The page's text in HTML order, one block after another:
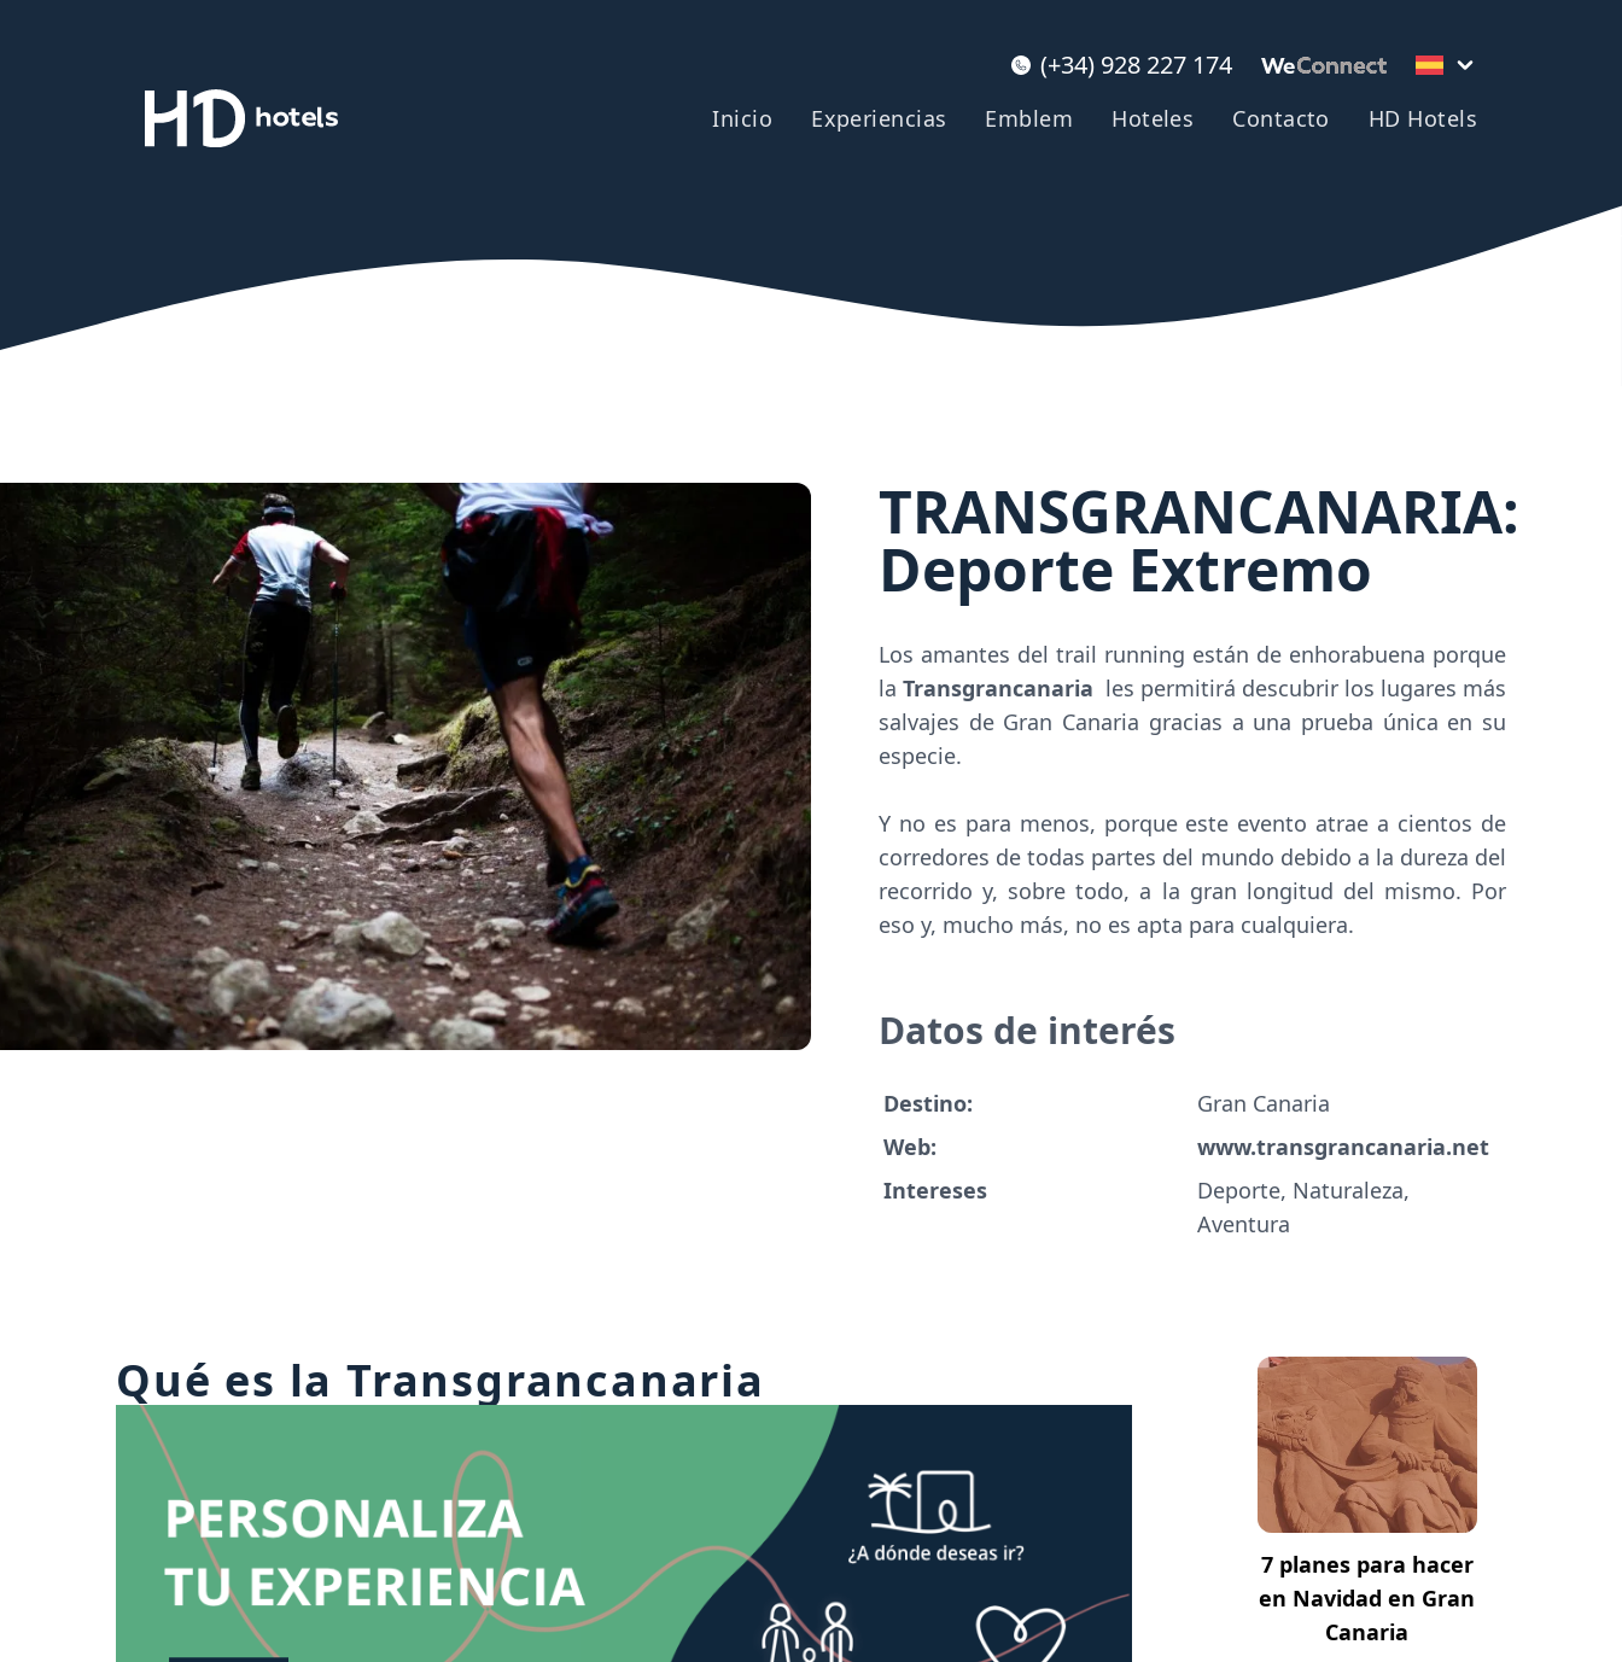
(+34) 928 227 174
Inicio Experiencias Emblem Hoteles Contacto HD Hotels
TRANSGRANCANARIA:
Deporte Extremo
Los amantes del trail running están de enhorabuena porque
la Transgrancanaria les permitirá descubrir los lugares más
salvajes de Gran Canaria gracias a una prueba única en su
especie.
Y no es para menos, porque este evento atrae a cientos de
corredores de todas partes del mundo debido a la dureza del
recorrido y, sobre todo, a la gran longitud del mismo. Por
eso y, mucho más, no es apta para cualquiera.
Datos de interés
Destino:
Gran Canaria
Web:
www.transgrancanaria.net
Intereses
Deporte, Naturaleza,
Aventura
Qué es la Transgrancanaria
7 planes para hacer
en Navidad en Gran
Canaria